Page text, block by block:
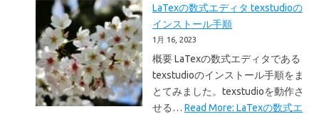
LaTexの数式エディタ texstudioの
インストール手順
1月 16, 2023
概要 LaTexの数式エディタである
texstudioのインストール手順をま
とてみました。texstudioを動作さ
せる… Read More: LaTexの数式エ